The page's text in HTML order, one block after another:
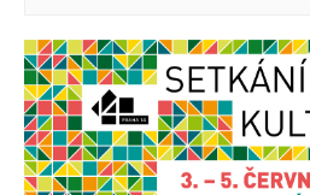
Navigace
pro
akce